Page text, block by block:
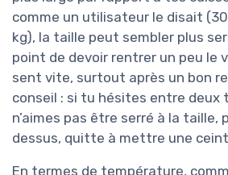
comme un utilisateur le disait
kg), la taille peut sembler plus
point de devoir rentrer un peu le
sent vite, surtout après un bon
conseil : si tu hésites entre deux
n’aimes pas être serré à la taille,
dessus, quitte à mettre une
En termes de température,